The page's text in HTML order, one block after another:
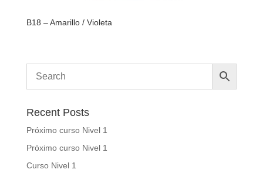
B18 – Amarillo / Violeta
Recent Posts
Próximo curso Nivel 1
Próximo curso Nivel 1
Curso Nivel 1